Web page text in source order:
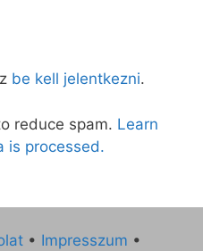
be kell jelentkezni.
reduce spam. Learn
is processed.
• Impresszum •